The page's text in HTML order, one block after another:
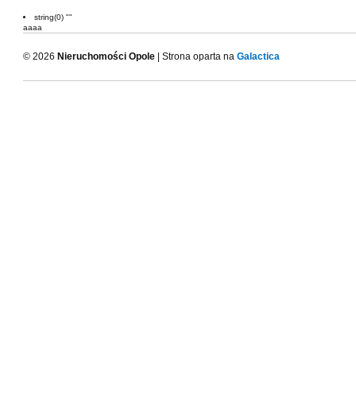
string(0) ""
aaaa
© 2026 Nieruchomości Opole | Strona oparta na Galactica